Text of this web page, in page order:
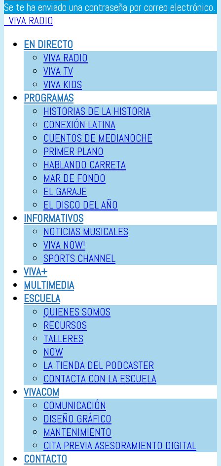
Se te ha enviado una contraseña por correo electrónico.
VIVA RADIO
EN DIRECTO
VIVA RADIO
VIVA TV
VIVA KIDS
PROGRAMAS
HISTORIAS DE LA HISTORIA
CONEXIÓN LATINA
CUENTOS DE MEDIANOCHE
PRIMER PLANO
HABLANDO CARRETA
MAR DE FONDO
EL GARAJE
EL DISCO DEL AÑO
INFORMATIVOS
NOTICIAS MUSICALES
VIVA NOW!
SPORTS CHANNEL
VIVA+
MULTIMEDIA
ESCUELA
QUIENES SOMOS
RECURSOS
TALLERES
NOW
LA TIENDA DEL PODCASTER
CONTACTA CON LA ESCUELA
VIVACOM
COMUNICACIÓN
DISEÑO GRÁFICO
MANTENIMIENTO
CITA PREVIA ASESORAMIENTO DIGITAL
CONTACTO